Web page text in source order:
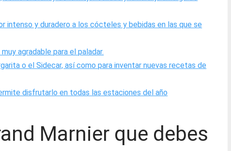
intenso y duradero a los cócteles y bebidas en las que se
agradable para el paladar.
o el Sidecar, así como para inventar nuevas recetas de
disfrutarlo en todas las estaciones del año
Marnier que debes